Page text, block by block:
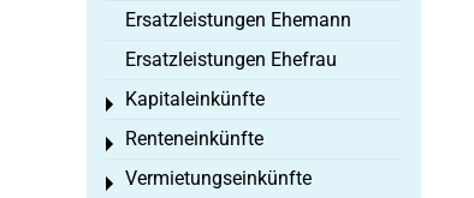
Ersatzleistungen Ehemann
Ersatzleistungen Ehefrau
Kapitaleinkünfte
Toggle menu
Renteneinkünfte
Toggle menu
Vermietungseinkünfte
Toggle menu